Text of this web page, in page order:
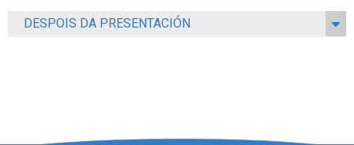
DESPOIS DA PRESENTACIÓN